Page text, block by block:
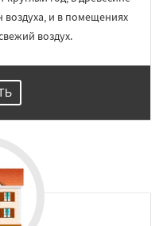
и в помещениях
воздух.